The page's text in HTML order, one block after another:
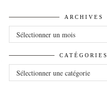
ARCHIVES
CATÉGORIES